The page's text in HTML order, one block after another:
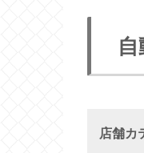
店舗カ